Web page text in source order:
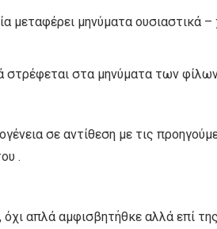
μηνύματα ουσιαστικά
στα μηνύματα των
σε αντίθεση με τις
.
απλά αμφισβητήθκε αλλά επί